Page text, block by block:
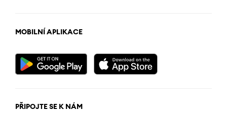
MOBILNÍ APLIKACE
PŘIPOJTE SE K NÁM